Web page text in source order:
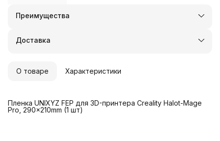
Преимущества
Оплата частями в Сплит
Удобный возврат
Доставка
О товаре Характеристики
Пленка UNIXYZ FEP для 3D-принтера Creality Halot-Mage
Pro, 290x210mm (1 шт)